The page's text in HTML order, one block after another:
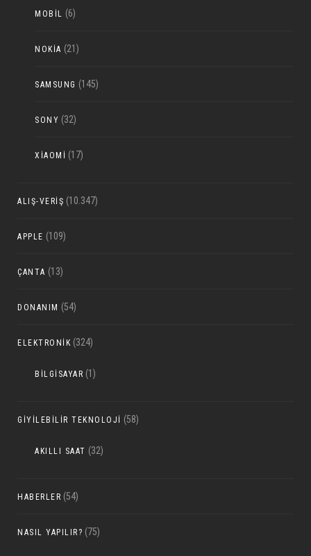
MOBIL (6)
NOKIA (21)
SAMSUNG (145)
SONY (32)
XIAOMI (17)
ALIŞ-VERIŞ (10.347)
APPLE (109)
ÇANTA (13)
DONANIM (54)
ELEKTRONIK (324)
BILGISAYAR (1)
GIYILEBILIR TEKNOLOJI (58)
AKILLI SAAT (32)
HABERLER (54)
NASIL YAPILIR? (75)